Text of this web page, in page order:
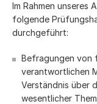
Im Rahmen unseres
folgende
durchgeführt:
Befragungen von
verantwortlichen
Verständnis über
wesentlicher